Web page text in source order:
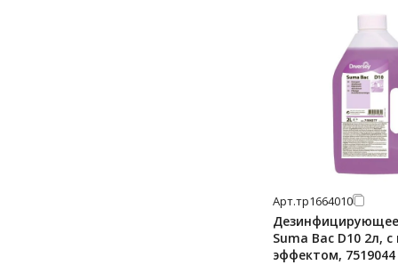
Арт.тр1664010
Suma Bac D10 2л,
эффектом, 7519044